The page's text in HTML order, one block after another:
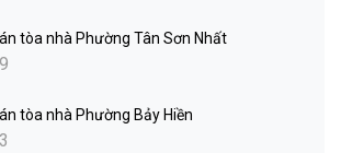
tòa nhà Phường Tân Sơn Nhất
tòa nhà Phường Bảy Hiền